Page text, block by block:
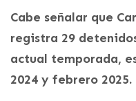
Cabe señalar que
registra 29
actual temporada,
2024 y febrero 2025.